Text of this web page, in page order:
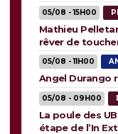
05/08 - 15H00
Mathieu
rêver de
05/08 - 11H00
Angel Durango
05/08 - 09H00
La poule des
étape de l’In